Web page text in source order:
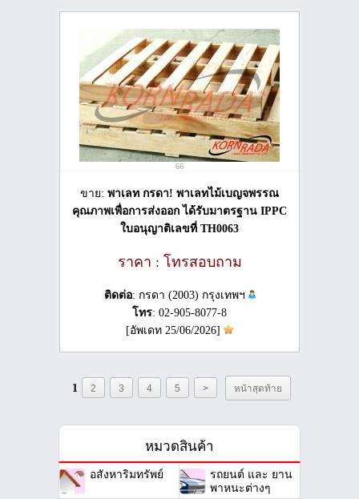
66
ขาย: พาเลท กรดา! พาเลทไม้เบญจพรรณ
คุณภาพเพื่อการส่งออก ได้รับมาตรฐาน IPPC
ใบอนุญาติเลขที่ TH0063
ราคา : โทรสอบถาม
ติดต่อ: กรดา (2003) กรุงเทพฯ
โทร: 02-905-8077-8
[อัพเดท 25/06/2026]
1 2 3 4 5 > หน้าสุดท้าย
หมวดสินค้า
อสังหาริมทรัพย์
รถยนต์ และ ยาน
พาหนะต่างๆ